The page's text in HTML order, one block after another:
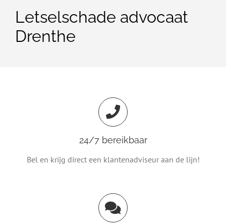
Letselschade advocaat
Drenthe
24/7 bereikbaar
Bel en krijg direct een klantenadviseur aan de lijn!